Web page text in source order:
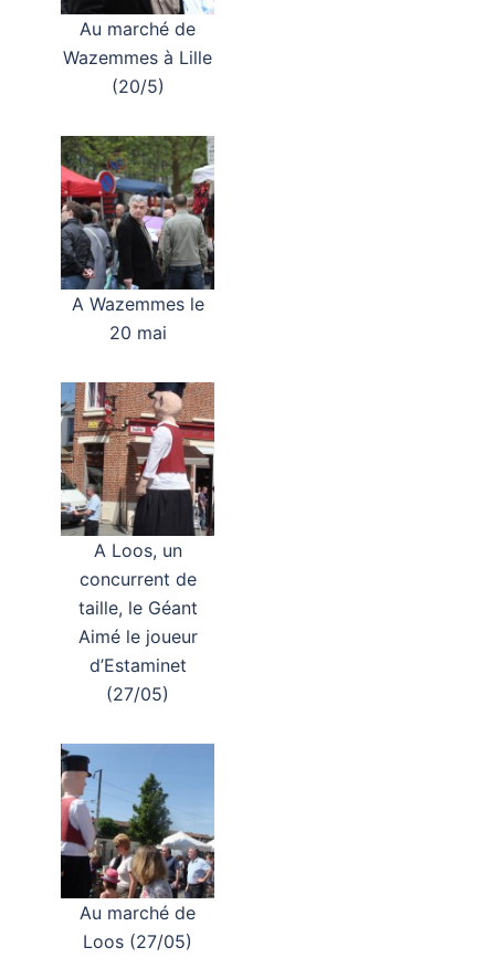
Au marché de
Wazemmes à Lille
(20/5)
A Wazemmes le
20 mai
A Loos, un
concurrent de
taille, le Géant
Aimé le joueur
d’Estaminet
(27/05)
Au marché de
Loos (27/05)